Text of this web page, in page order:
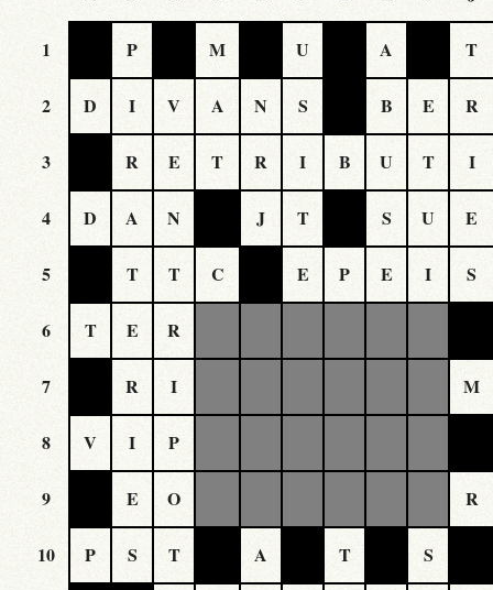
1 P M U A T
2 D I V A N S B E R
3 R E T R I B U T I
4 D A N J T S U E
5 T T C E P E I S
6 T E R
7 R I M
8 V I P
9 E O R
10 P S T A T S